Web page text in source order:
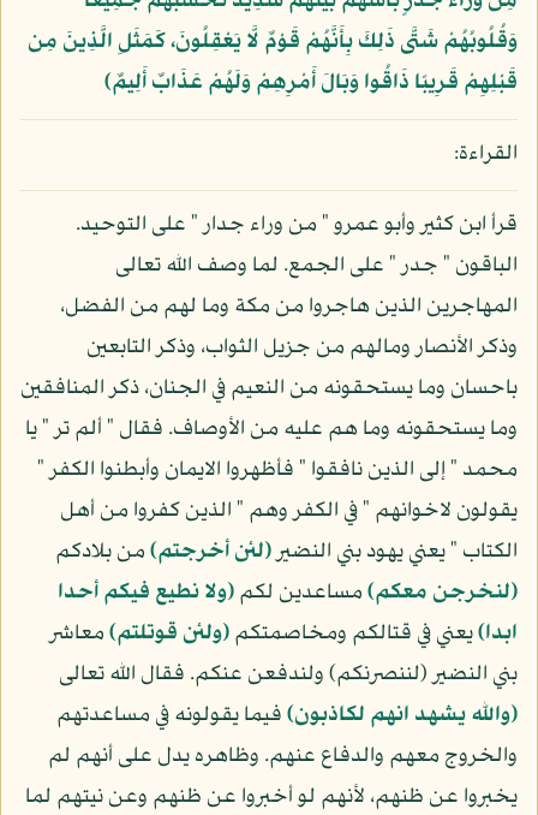
وَقُلُوبُهُمْ شَتَّى ذَلِكَ بِأَنَّهُمْ قَوْمٌ لَّا يَعْقِلُونَ، كَمَثَلِ الَّذِينَ مِن
قَبْلِهِمْ قَرِيبًا ذَاقُوا وَبَالَ أَمْرِهِمْ وَلَهُمْ عَذَابٌ أَلِيمٌ﴾
القراءة:
قرأ ابن كثير وأبو عمرو " من وراء جدار " على التوحيد.
الباقون " جدر " على الجمع. لما وصف الله تعالى
المهاجرين الذين هاجروا من مكة وما لهم من الفضل،
وذكر الأنصار ومالهم من جزيل الثواب، وذكر التابعين
باحسان وما يستحقونه من النعيم في الجنان، ذكر المنافقين
وما يستحقونه وما هم عليه من الأوصاف. فقال " ألم تر " يا
محمد " إلى الذين نافقوا " فأظهروا الايمان وأبطنوا الكفر "
يقولون لاخوانهم " في الكفر وهم " الذين كفروا من أهل
الكتاب " يعني يهود بني النضير(لئن أخرجتم)من بلادكم
(لنخرجن معكم)مساعدين لكم(ولا نطيع فيكم أحدا
ابدا)يعني في قتالكم ومخاصمتكم(ولئن قوتلتم)معاشر
بني النضير (لننصرنكم) ولندفعن عنكم. فقال الله تعالى
(والله يشهد انهم لكاذبون)فيما يقولونه في مساعدتهم
والخروج معهم والدفاع عنهم. وظاهره يدل على أنهم لم
يخبروا عن ظنهم، لأنهم لو أخبروا عن ظنهم وعن نيتهم لما